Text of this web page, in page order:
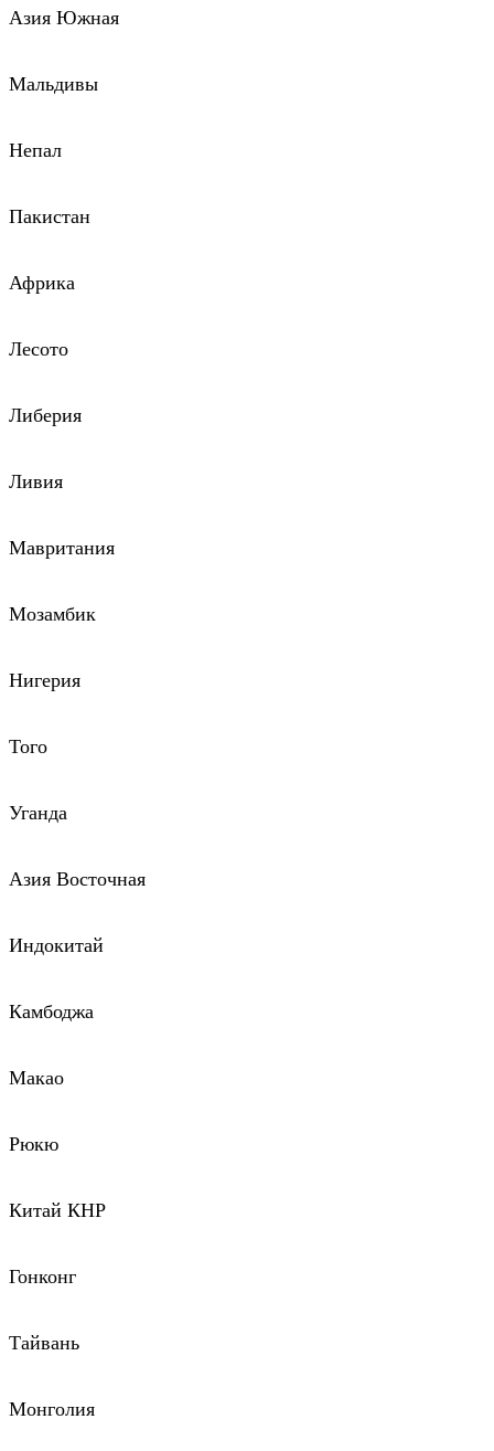
Азия Южная
Мальдивы
Непал
Пакистан
Африка
Лесото
Либерия
Ливия
Мавритания
Мозамбик
Нигерия
Того
Уганда
Азия Восточная
Индокитай
Камбоджа
Макао
Рюкю
Китай КНР
Гонконг
Тайвань
Монголия